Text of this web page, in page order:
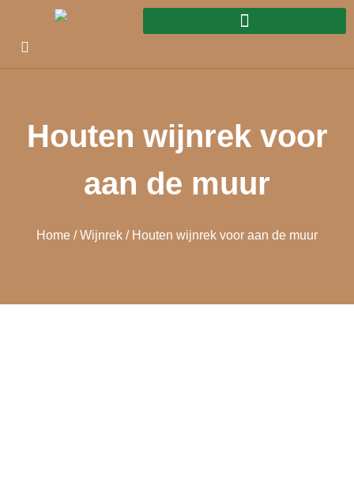
Houten wijnrek voor
aan de muur
Home /Wijnrek / Houten wijnrek voor aan de muur